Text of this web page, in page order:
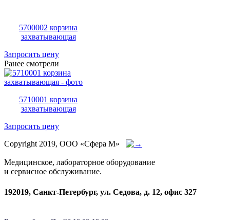
5700002 корзина
захватывающая
Запросить цену
Ранее смотрели
5710001 корзина
захватывающая
Запросить цену
Copyright 2019, ООО «Сфера М»
Медицинское, лабораторное оборудование
и сервисное обслуживание.
192019, Санкт-Петербург, ул. Седова, д. 12, офис 327